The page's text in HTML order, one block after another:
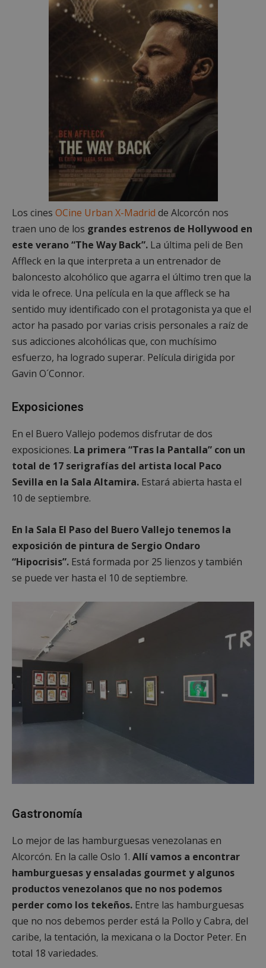
Los cines OCine Urban X-Madrid de Alcorcón nos
traen uno de los grandes estrenos de Hollywood en
este verano “The Way Back”. La última peli de Ben
Affleck en la que interpreta a un entrenador de
baloncesto alcohólico que agarra el último tren que la
vida le ofrece. Una película en la que affleck se ha
sentido muy identificado con el protagonista ya que el
actor ha pasado por varias crisis personales a raíz de
sus adicciones alcohólicas que, con muchísimo
esfuerzo, ha logrado superar. Película dirigida por
Gavin O´Connor.
Exposiciones
En el Buero Vallejo podemos disfrutar de dos
exposiciones. La primera “Tras la Pantalla” con un
total de 17 serigrafías del artista local Paco
Sevilla en la Sala Altamira. Estará abierta hasta el
10 de septiembre.
En la Sala El Paso del Buero Vallejo tenemos la
exposición de pintura de Sergio Ondaro
“Hipocrisis”. Está formada por 25 lienzos y también
se puede ver hasta el 10 de septiembre.
Gastronomía
Lo mejor de las hamburguesas venezolanas en
Alcorcón. En la calle Oslo 1. Allí vamos a encontrar
hamburguesas y ensaladas gourmet y algunos
productos venezolanos que no nos podemos
perder como los tekeños. Entre las hamburguesas
que no nos debemos perder está la Pollo y Cabra, del
caribe, la tentación, la mexicana o la Doctor Peter. En
total 18 variedades.